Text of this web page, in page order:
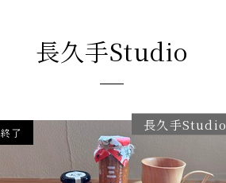
長久手Studio
終了 長久手Studio